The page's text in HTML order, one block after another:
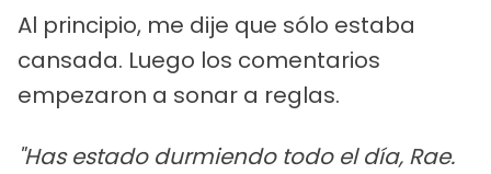
Al principio, me dije que sólo estaba
cansada. Luego los comentarios
empezaron a sonar a reglas.
"Has estado durmiendo todo el día, Rae.